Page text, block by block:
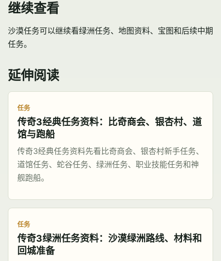
继续查看
沙漠任务可以继续看绿洲任务、地图资料、宝图和后续中期
任务。
延伸阅读
任务
传奇3经典任务资料：比奇商会、银杏村、道
馆与跑船
传奇3经典任务资料先看比奇商会、银杏村新手任务、
道馆任务、蛇谷任务、绿洲任务、职业技能任务和神
舰跑船。
任务
传奇3绿洲任务资料：沙漠绿洲路线、材料和
回城准备